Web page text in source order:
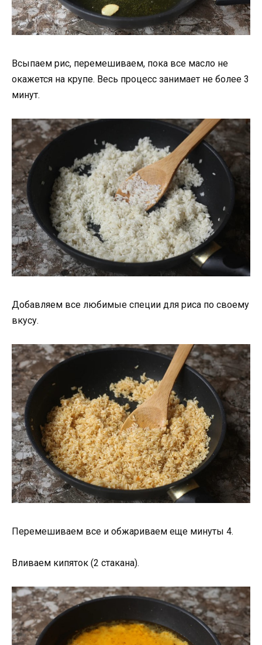
Всыпаем рис, перемешиваем, пока все масло не
окажется на крупе. Весь процесс занимает не более 3
минут.
Добавляем все любимые специи для риса по своему
вкусу.
Перемешиваем все и обжариваем еще минуты 4.
Вливаем кипяток (2 стакана).